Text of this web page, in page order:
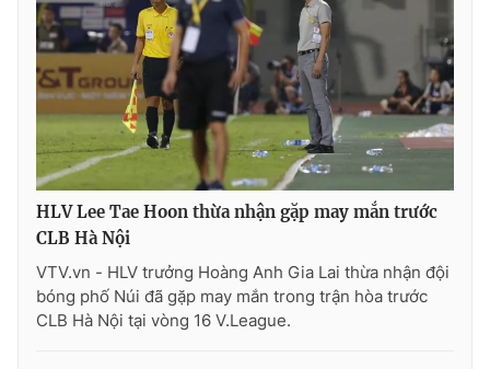
Ðiện thoại Thời báo VTV:024.66 897 897
Email:toasoan@vtv.vn
Liên hệ quảng cáo:
024-7300.7108
HLV Lee Tae Hoon thừa nhận gặp may mắn trước
CLB Hà Nội
VTV.vn - HLV trưởng Hoàng Anh Gia Lai thừa nhận đội
bóng phố Núi đã gặp may mắn trong trận hòa trước
CLB Hà Nội tại vòng 16 V.League.